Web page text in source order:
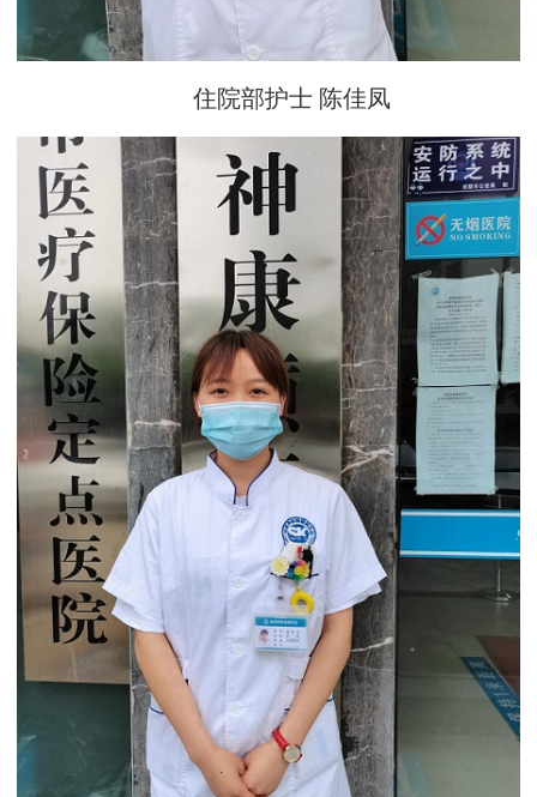
住院部护士 陈佳凤